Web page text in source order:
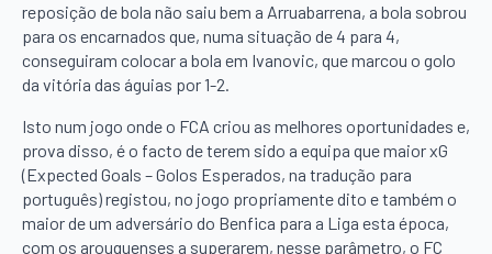
reposição de bola não saiu bem a Arruabarrena, a bola sobrou
para os encarnados que, numa situação de 4 para 4,
conseguiram colocar a bola em Ivanovic, que marcou o golo
da vitória das águias por 1-2.
Isto num jogo onde o FCA criou as melhores oportunidades e,
prova disso, é o facto de terem sido a equipa que maior xG
(Expected Goals – Golos Esperados, na tradução para
português) registou, no jogo propriamente dito e também o
maior de um adversário do Benfica para a Liga esta época,
com os arouquenses a superarem, nesse parâmetro, o FC